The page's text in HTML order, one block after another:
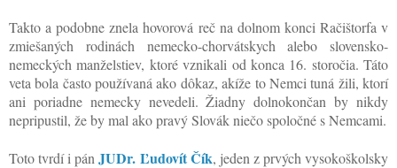
Takto a podobne znela hovorová reč na dolnom konci Račištorfa v
zmiešaných rodinách nemecko-chorvátskych alebo slovensko-
nemeckých manželstiev, ktoré vznikali od konca 16. storočia. Táto
veta bola často používaná ako dôkaz, akíže to Nemci tuná žili, ktorí
ani poriadne nemecky nevedeli. Žiadny dolnokončan by nikdy
nepripustil, že by mal ako pravý Slovák niečo spoločné s Nemcami.
Toto tvrdí i pánJUDr. Ľudovít Čík, jeden z prvých vysokoškolsky